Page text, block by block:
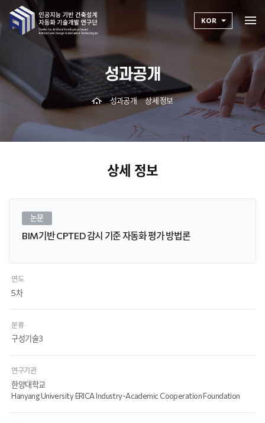
KOR
성과공개
성과공개 상세 정보
상세 정보
논문
BIM기반 CPTED 감시 기준 자동화 평가 방법론
연도
5차
분류
구성기술3
연구기관
한양대학교
Hanyang University ERICA Industry-Academic Cooperation Foundation